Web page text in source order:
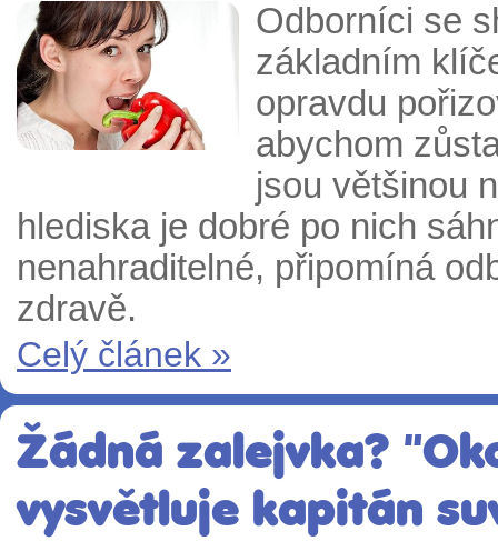
Odborníci se
základním
opravdu
abychom
jsou většinou
hlediska je dobré po nich
nenahraditelné, připomíná
zdravě.
Celý článek »
Žádná zalejvka?
vysvětluje kapitán